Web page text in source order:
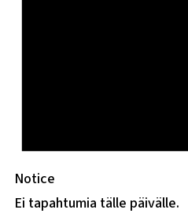
Notice
Ei tapahtumia tälle päivälle.